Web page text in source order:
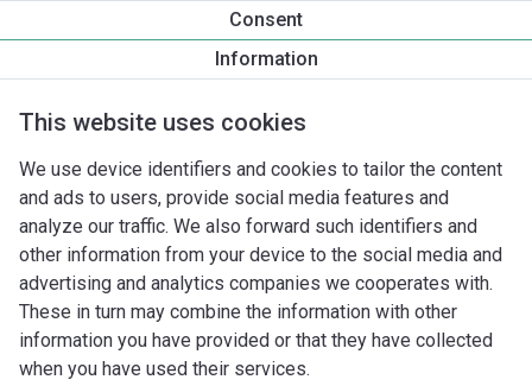
Consent
Information
This website uses cookies
We use device identifiers and cookies to tailor the content
and ads to users, provide social media features and
analyze our traffic. We also forward such identifiers and
other information from your device to the social media and
advertising and analytics companies we cooperates with.
These in turn may combine the information with other
information you have provided or that they have collected
when you have used their services.
Productinformatie